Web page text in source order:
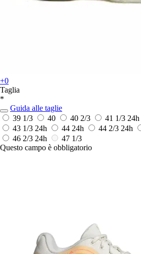
+0
Taglia
*
Guida alle taglie
39 1/3
40 40 2/3 41 1/3 24h
43 1/3 24h 44 24h 44 2/3 24h
46 2/3 24h
47 1/3
Questo campo è obbligatorio